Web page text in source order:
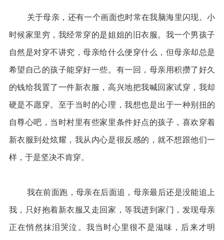
关于母亲，还有一个画面也时常在我脑海里闪现。小
时候家里穷，我经常穿的是姐姐的旧衣服。我一个男孩子
自然是对穿不讲究，母亲给什么便穿什么，但母亲却总是
希望自己的孩子能穿好一些。有一回，母亲用积攒了好久
的钱给我置了一件新衣服，高兴地把我喊回家试穿，我却
硬是不愿穿。至于当时的心理，我想也是出于一种别扭的
自尊心吧，当时村里有些家里条件好点的孩子，喜欢穿着
新衣服到处炫耀，我从内心是很反感的，就不想跟他们一
样，于是坚决不肯穿。
我在前面跑，母亲在后面追，母亲最后还是没能追上
我，只好抱着新衣服又走回家，等我进到家门，发现母亲
正在悄然抹泪哭泣。我当时心里很不是滋味，后来才明